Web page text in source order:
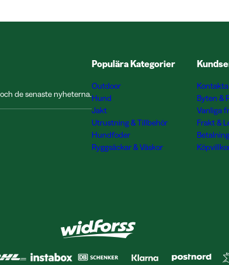
de senaste nyheterna.
Populära Kategorier
Outdoor
Hund
Jakt
Utrustning & Tillbehör
Hundfoder
Ryggsäckar & Väskor
Byten &
Vanliga
Frakt &
Betalning